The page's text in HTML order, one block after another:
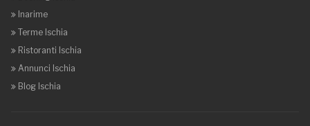
Inarime
Terme Ischia
Ristoranti Ischia
Annunci Ischia
Blog Ischia